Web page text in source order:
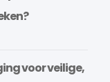
voor veilige,